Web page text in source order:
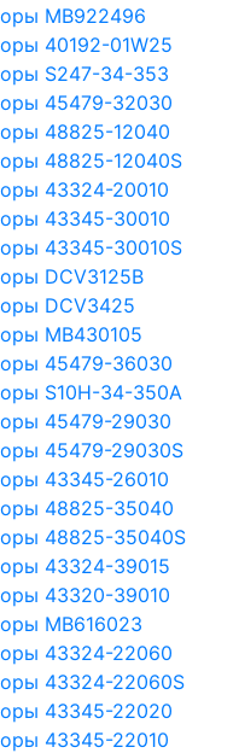
MB922496
40192-01W25
S247-34-353
45479-32030
48825-12040
48825-12040S
43324-20010
43345-30010
43345-30010S
DCV3125B
DCV3425
MB430105
45479-36030
S10H-34-350A
45479-29030
45479-29030S
43345-26010
48825-35040
48825-35040S
43324-39015
43320-39010
MB616023
43324-22060
43324-22060S
43345-22020
43345-22010